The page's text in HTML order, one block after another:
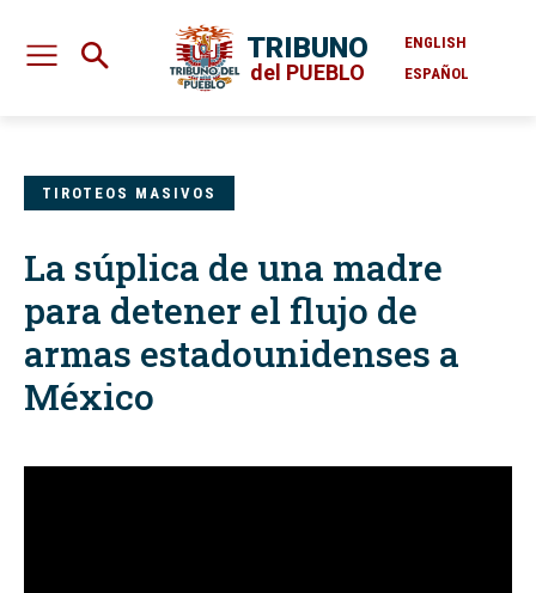
TRIBUNO
del PUEBLO
ENGLISH
ESPAÑOL
TIROTEOS MASIVOS
La súplica de una madre
para detener el flujo de
armas estadounidenses a
México